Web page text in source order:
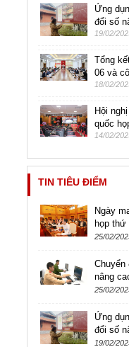
Ứng
đổi số
19/02/
Tổng
06 và
18/02/
Hội
quốc
14/02/
TIN TIÊU ĐIỂM
Ngày
họp thứ
khóa
25/02/
Chuyển
nâng
quản lý
25/02/
Ứng
đổi số
19/02/